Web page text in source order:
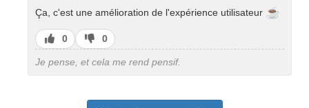
Ça, c'est une amélioration de l'expérience utilisateur ☕
J’aime
0
J’aime
pas
0
Je pense, et cela me rend pensif.